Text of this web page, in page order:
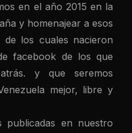
en el año 2015 en la
y homenajear a esos
de los cuales nacieron
facebook de los que
y que seremos
mejor, libre y
publicadas en nuestro